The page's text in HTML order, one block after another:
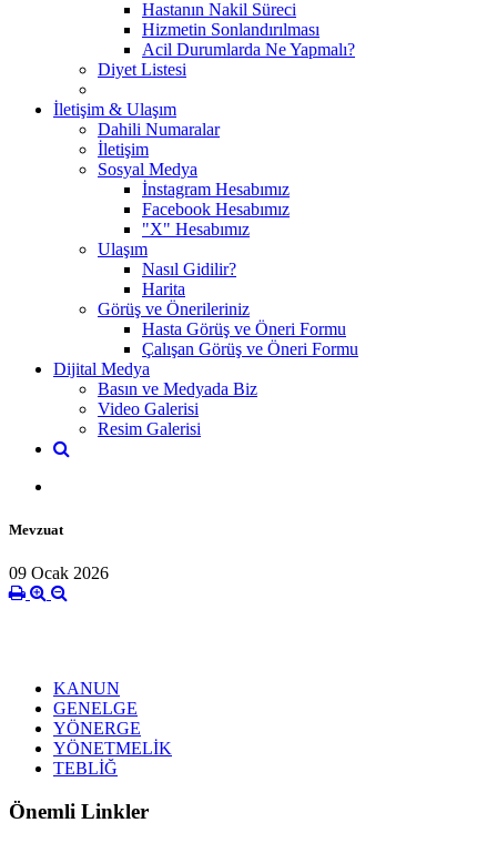
Hastanın Nakil Süreci
Hizmetin Sonlandırılması
Acil Durumlarda Ne Yapmalı?
Diyet Listesi
İletişim & Ulaşım
Dahili Numaralar
İletişim
Sosyal Medya
İnstagram Hesabımız
Facebook Hesabımız
"X" Hesabımız
Ulaşım
Nasıl Gidilir?
Harita
Görüş ve Önerileriniz
Hasta Görüş ve Öneri Formu
Çalışan Görüş ve Öneri Formu
Dijital Medya
Basın ve Medyada Biz
Video Galerisi
Resim Galerisi
Mevzuat
09 Ocak 2026
KANUN
GENELGE
YÖNERGE
YÖNETMELİK
TEBLİĞ
Önemli Linkler